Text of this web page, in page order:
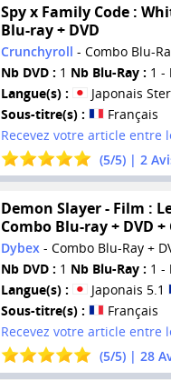
Spy x Family Code :
Blu-ray + DVD
Crunchyroll - Combo Blu-
Nb DVD : 1 Nb Blu-Ray : 1 -
Langue(s) :
Japonais
Sous-titre(s) :
Français
Recevez votre article entre
(5/5) | 2
Demon Slayer - Film :
Combo Blu-ray + DVD +
Dybex- Combo Blu-Ray +
Nb DVD : 1 Nb Blu-Ray : 1 -
Langue(s) :
Japonais 5.1
Sous-titre(s) :
Français
Recevez votre article entre
(5/5) | 28